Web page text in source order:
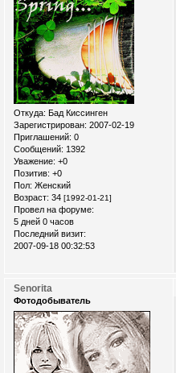
Откуда: Бад Киссинген
Зарегистрирован: 2007-02-19
Приглашений: 0
Сообщений: 1392
Уважение: +0
Позитив: +0
Пол: Женский
Возраст: 34 [1992-01-21]
Провел на форуме:
5 дней 0 часов
Последний визит:
2007-09-18 00:32:53
Senorita
Фотодобыватель